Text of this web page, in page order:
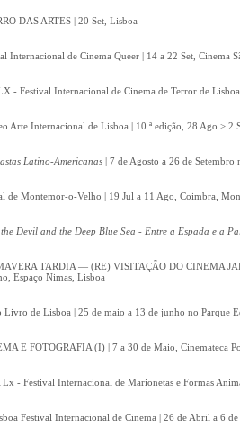
DAS ARTES | 20 Set, Lisboa
Internacional de Cinema Queer | 14 a 22 Set, Cinema
- Festival Internacional de Cinema de Terror de
Arte Internacional de Lisboa | 10.ª edição, 28 Ago > 2
Latino-Americanas | 7 de Agosto a 26 de Setembro
de Montemor-o-Velho | 19 Jul a 11 Ago, Coimbra,
the Devil and the Deep Blue Sea - Entre a Espada e a
TARDIA — (RE) VISITAÇÃO DO CINEMA
Espaço Nimas, Lisboa
Livro de Lisboa | 25 de maio a 13 de junho no Parque
E FOTOGRAFIA (I) | 7 a 30 de Maio, Cinemateca
Lx - Festival Internacional de Marionetas e Formas
Festival Internacional de Cinema | 26 de Abril a 6